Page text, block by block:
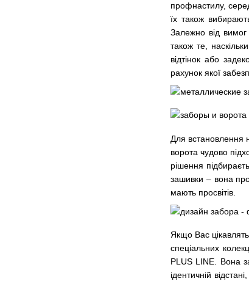
профнастилу,
їх також
Залежно від
також те,
відтінок або
рахунок якої
Для встановлення
ворота чудово
рішення
зашивки – вона
мають просвітів.
Якщо Вас цікавлять
спеціальних
PLUS LINE. Вона
ідентичній